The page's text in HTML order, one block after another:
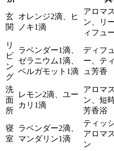
玄
関
オレンジ2滴、ヒ
ノキ1滴
アロマ
ン、リ
ィフュ
リ
ビ
ン
グ
ラベンダー1滴、
ゼラニウム1滴、
ベルガモット1滴
ディフ
ー、テ
ュ芳香
洗
面
所
レモン2滴、ユー
カリ1滴
アロマ
ン、短
芳香浴
寝
室
ラベンダー2滴、
マンダリン1滴
ティッ
アロマ
ン